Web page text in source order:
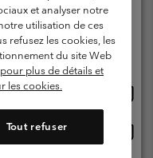
l'utilisateur
Impressum
et analyser notre
utilisation de ces
refusez les cookies, les
du site Web
plus de détails et
les cookies.
Tout refuser
d’expédition et
disponibles
ligne